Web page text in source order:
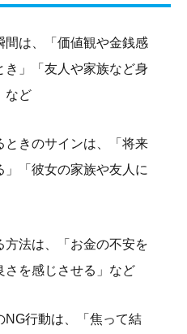
間は、「価値観や金銭感
」「友人や家族など身
など
ときのサインは、「将来
」「彼女の家族や友人に
法は、「お金の不安を
さを感じさせる」など
NG行動は、「焦って結